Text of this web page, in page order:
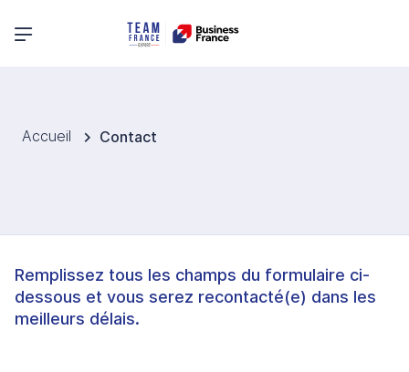
Menu principal
Accueil Contact
Remplissez tous les champs du formulaire ci-
dessous et vous serez recontacté(e) dans les
meilleurs délais.